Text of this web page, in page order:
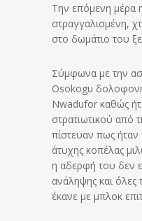
Την επόμενη μέρα
στραγγαλισμένη,
στο δωμάτιο του
Σύμφωνα με την
Osokogu
Nwadufor καθώς
στρατιωτικού από
πίστευαν πως
άτυχης κοπέλας
η αδερφή του δεν
ανάληψης και όλες
έκανε με μπλοκ